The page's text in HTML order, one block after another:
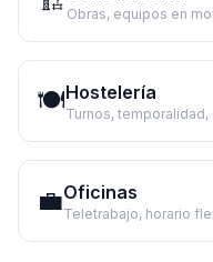
Obras, equipos en
🍽️Hostelería
Turnos, temporalidad,
💼Oficinas
Teletrabajo, horario